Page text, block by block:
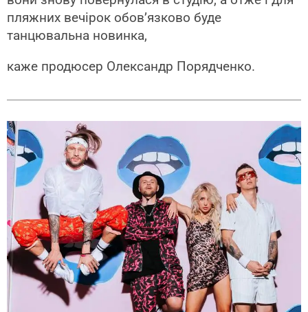
пляжних вечірок обов’язково буде
танцювальна новинка,
каже продюсер Олександр Порядченко.